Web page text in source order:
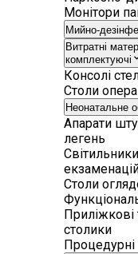
Монітори
Мийно-
Витратні
комплектуючі
Консолі
Столи
Неонатальне
Апарати
легень
Столи
столики
Процедурні